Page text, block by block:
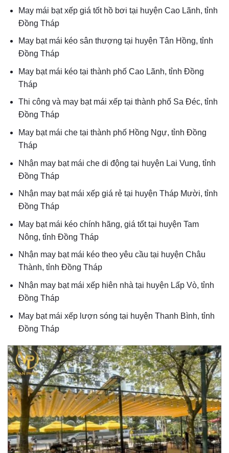
May mái bạt xếp giá tốt hồ bơi tại huyện Cao Lãnh, tỉnh
Đồng Tháp
May bạt mái kéo sân thượng tại huyện Tân Hồng, tỉnh
Đồng Tháp
May bạt mái kéo tại thành phố Cao Lãnh, tỉnh Đồng
Tháp
Thi công và may bạt mái xếp tại thành phố Sa Đéc, tỉnh
Đồng Tháp
May bạt mái che tại thành phố Hồng Ngự, tỉnh Đồng
Tháp
Nhận may bạt mái che di động tại huyện Lai Vung, tỉnh
Đồng Tháp
Nhận may bạt mái xếp giá rẻ tại huyện Tháp Mười, tỉnh
Đồng Tháp
May bạt mái kéo chính hãng, giá tốt tại huyện Tam
Nông, tỉnh Đồng Tháp
Nhận may bạt mái kéo theo yêu cầu tại huyện Châu
Thành, tỉnh Đồng Tháp
Nhận may bạt mái xếp hiên nhà tại huyện Lấp Vò, tỉnh
Đồng Tháp
May bạt mái xếp lượn sóng tại huyện Thanh Bình, tỉnh
Đồng Tháp